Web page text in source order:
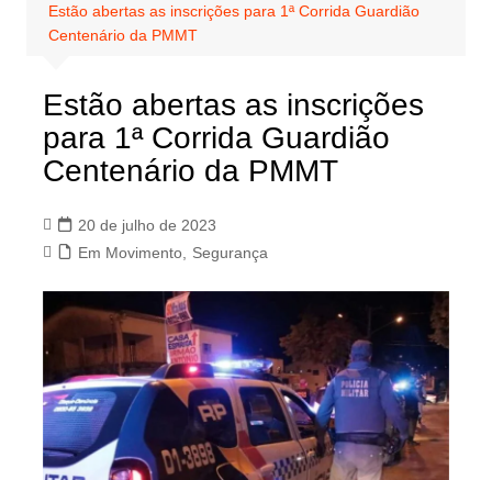
Estão abertas as inscrições para 1ª Corrida Guardião
Centenário da PMMT
Estão abertas as inscrições
para 1ª Corrida Guardião
Centenário da PMMT
20 de julho de 2023
Em Movimento, Segurança